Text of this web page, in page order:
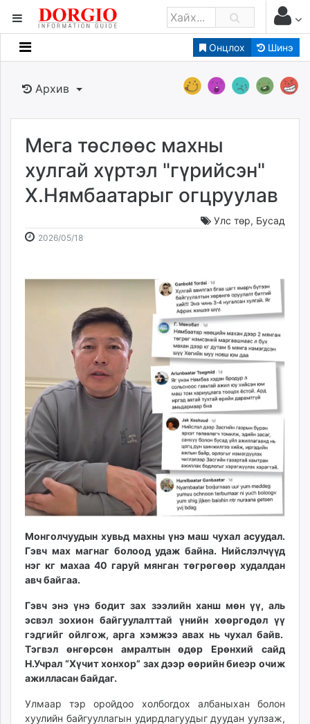
Онцлох Шинэ
Мэдээллийн
Банк санхүү
Бизнес ААН
Төрийн
dorgio.mn
caak.mn
Baabar.mn
24tsag.mn
shuud.mn
eagle.mn
ergelt.mn
zarig.mn
today.mn
zuv.mn
mminfo.mn
urlag.mn
unen.mn
asu.mn
unuudur.mn
isee.mn
mglradio.com
fact.mn
itoim.mn
tumen.mn
Архив
Мега төслөөс махны
хулгай хүртэл "гүрийсэн"
Х.Нямбаатарыг огцруулав
Улс төр, Бусад
2026/05/182026-
09:15:59
2026-
00:52:37
Монголчуудын хувьд махны үнэ маш чухал асуудал.
Гэвч мах магнаг болоод удаж байна. Нийслэлчүүд
нэг кг махаа 40 гаруй мянган төгрөгөөр худалдан
авч байгаа.
Гэвч энэ үнэ бодит зах зээлийн ханш мөн үү, аль
эсвэл зохион байгуулалттай үнийн хөөргөдөл үү
гэдгийг ойлгож, арга хэмжээ авах нь чухал байв.
Тэгвэл өнгөрсөн амралтын өдөр Ерөнхий сайд
Н.Учрал “Хүчит хонхор” зах дээр өөрийн биеэр очиж
ажилласан байдаг.
Улмаар тэр оройдоо холбогдох албаныхан болон
хуулийн байгууллагын удирдлагуудыг дуудан уулзаж,